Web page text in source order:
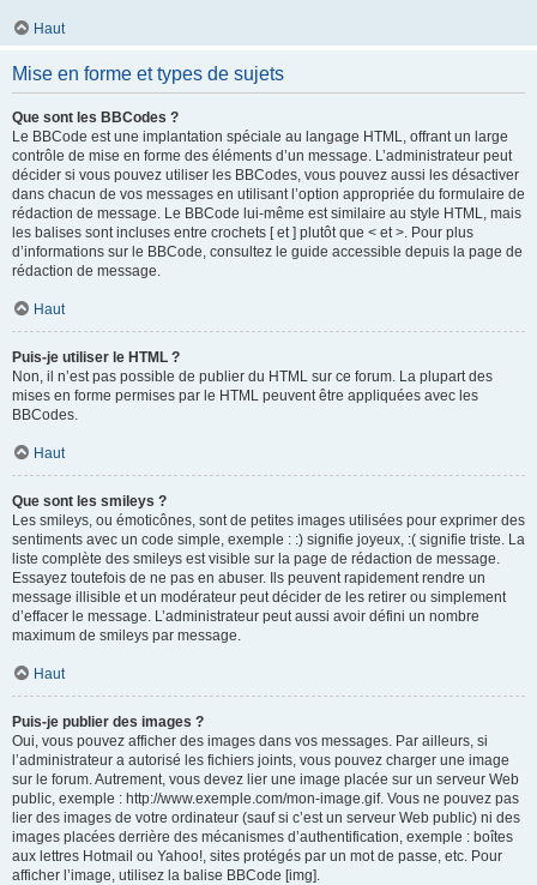
Haut
Mise en forme et types de sujets
Que sont les BBCodes ?
Le BBCode est une implantation spéciale au langage HTML, offrant un large
contrôle de mise en forme des éléments d’un message. L’administrateur peut
décider si vous pouvez utiliser les BBCodes, vous pouvez aussi les désactiver
dans chacun de vos messages en utilisant l’option appropriée du formulaire de
rédaction de message. Le BBCode lui-même est similaire au style HTML, mais
les balises sont incluses entre crochets [ et ] plutôt que < et >. Pour plus
d’informations sur le BBCode, consultez le guide accessible depuis la page de
rédaction de message.
Haut
Puis-je utiliser le HTML ?
Non, il n’est pas possible de publier du HTML sur ce forum. La plupart des
mises en forme permises par le HTML peuvent être appliquées avec les
BBCodes.
Haut
Que sont les smileys ?
Les smileys, ou émoticônes, sont de petites images utilisées pour exprimer des
sentiments avec un code simple, exemple : :) signifie joyeux, :( signifie triste. La
liste complète des smileys est visible sur la page de rédaction de message.
Essayez toutefois de ne pas en abuser. Ils peuvent rapidement rendre un
message illisible et un modérateur peut décider de les retirer ou simplement
d’effacer le message. L’administrateur peut aussi avoir défini un nombre
maximum de smileys par message.
Haut
Puis-je publier des images ?
Oui, vous pouvez afficher des images dans vos messages. Par ailleurs, si
l’administrateur a autorisé les fichiers joints, vous pouvez charger une image
sur le forum. Autrement, vous devez lier une image placée sur un serveur Web
public, exemple : http://www.exemple.com/mon-image.gif. Vous ne pouvez pas
lier des images de votre ordinateur (sauf si c’est un serveur Web public) ni des
images placées derrière des mécanismes d’authentification, exemple : boîtes
aux lettres Hotmail ou Yahoo!, sites protégés par un mot de passe, etc. Pour
afficher l’image, utilisez la balise BBCode [img].